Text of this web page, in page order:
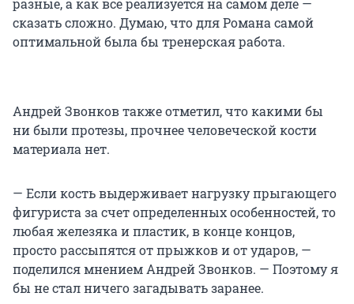
разные, а как всё реализуется на самом деле —
сказать сложно. Думаю, что для Романа самой
оптимальной была бы тренерская работа.
Андрей Звонков также отметил, что какими бы
ни были протезы, прочнее человеческой кости
материала нет.
— Если кость выдерживает нагрузку прыгающего
фигуриста за счет определенных особенностей, то
любая железяка и пластик, в конце концов,
просто рассыпятся от прыжков и от ударов, —
поделился мнением Андрей Звонков. — Поэтому я
бы не стал ничего загадывать заранее.